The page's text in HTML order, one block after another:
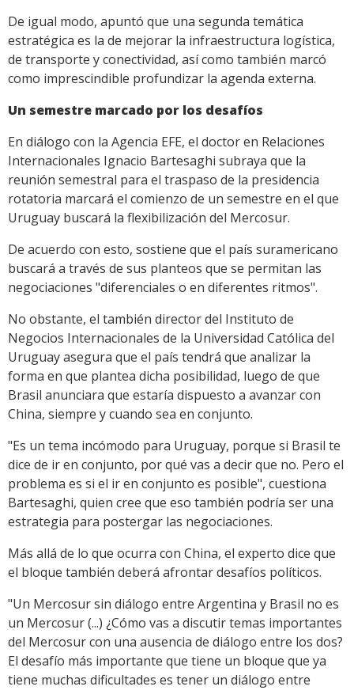
De igual modo, apuntó que una segunda temática
estratégica es la de mejorar la infraestructura logística,
de transporte y conectividad, así como también marcó
como imprescindible profundizar la agenda externa.
Un semestre marcado por los desafíos
En diálogo con la Agencia EFE, el doctor en Relaciones
Internacionales Ignacio Bartesaghi subraya que la
reunión semestral para el traspaso de la presidencia
rotatoria marcará el comienzo de un semestre en el que
Uruguay buscará la flexibilización del Mercosur.
De acuerdo con esto, sostiene que el país suramericano
buscará a través de sus planteos que se permitan las
negociaciones "diferenciales o en diferentes ritmos".
No obstante, el también director del Instituto de
Negocios Internacionales de la Universidad Católica del
Uruguay asegura que el país tendrá que analizar la
forma en que plantea dicha posibilidad, luego de que
Brasil anunciara que estaría dispuesto a avanzar con
China, siempre y cuando sea en conjunto.
"Es un tema incómodo para Uruguay, porque si Brasil te
dice de ir en conjunto, por qué vas a decir que no. Pero el
problema es si el ir en conjunto es posible", cuestiona
Bartesaghi, quien cree que eso también podría ser una
estrategia para postergar las negociaciones.
Más allá de lo que ocurra con China, el experto dice que
el bloque también deberá afrontar desafíos políticos.
"Un Mercosur sin diálogo entre Argentina y Brasil no es
un Mercosur (...) ¿Cómo vas a discutir temas importantes
del Mercosur con una ausencia de diálogo entre los dos?
El desafío más importante que tiene un bloque que ya
tiene muchas dificultades es tener un diálogo entre